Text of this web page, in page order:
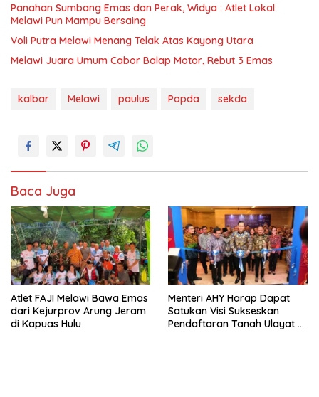
Panahan Sumbang Emas dan Perak, Widya : Atlet Lokal
Melawi Pun Mampu Bersaing
Voli Putra Melawi Menang Telak Atas Kayong Utara
Melawi Juara Umum Cabor Balap Motor, Rebut 3 Emas
kalbar Melawi paulus Popda sekda
Baca Juga
Atlet FAJI Melawi Bawa Emas
dari Kejurprov Arung Jeram
di Kapuas Hulu
Menteri AHY Harap Dapat
Satukan Visi Sukseskan
Pendaftaran Tanah Ulayat di